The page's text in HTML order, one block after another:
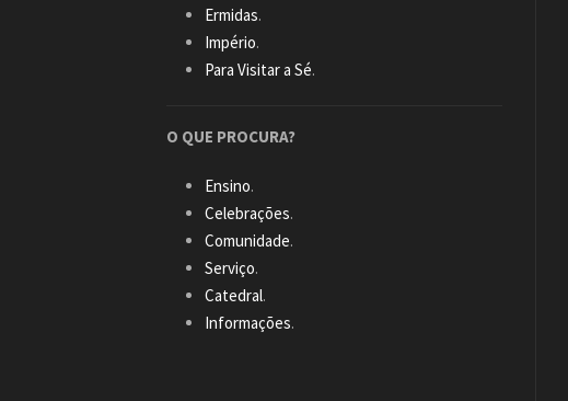
Ermidas.
Império.
Para Visitar a Sé.
O QUE PROCURA?
Ensino.
Celebrações.
Comunidade.
Serviço.
Catedral.
Informações.